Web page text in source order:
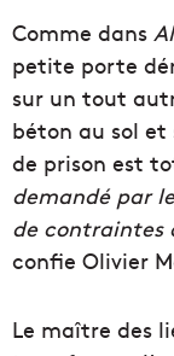
Comme dans
petite porte
sur un tout
béton au sol et
de prison est
demandé par
de contraintes
confie Olivier
Le maître des